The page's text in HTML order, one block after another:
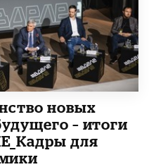
новых
– итоги
для